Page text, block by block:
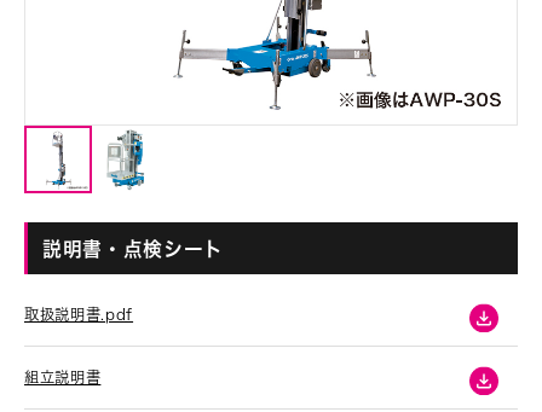
説明書・点検シート
取扱説明書.pdf
組立説明書